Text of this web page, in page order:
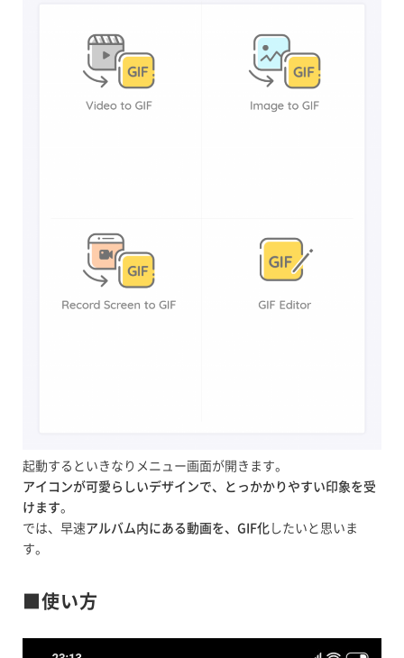
起動するといきなりメニュー画面が開きます。
アイコンが可愛らしいデザインで、とっかかりやすい印象を受
けます。
では、早速アルバム内にある動画を、GIF化 したいと思いま
す。
■使い方